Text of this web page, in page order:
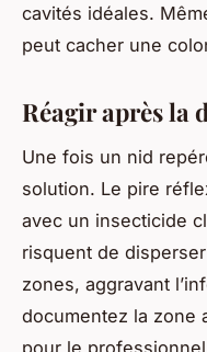
cavités idéales.
peut cacher une
Réagir après la
Une fois un nid
solution. Le pire
avec un insecticide
risquent de
zones, aggravant
documentez la zone
pour le professionnel.